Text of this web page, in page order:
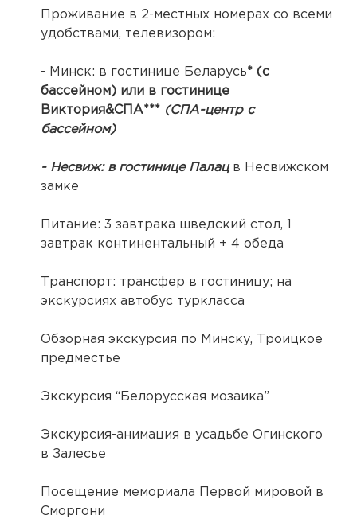
Проживание в 2-местных номерах со всеми
удобствами, телевизором:
- Минск: в гостинице Беларусь* (с
бассейном) или в гостинице
Виктория&СПА*** (СПА-центр с
бассейном)
- Несвиж: в гостинице Палацв Несвижском
замке
Питание: 3 завтрака шведский стол, 1
завтрак континентальный + 4 обеда
Транспорт: трансфер в гостиницу; на
экскурсиях автобус туркласса
Обзорная экскурсия по Минску, Троицкое
предместье
Экскурсия “Белорусская мозаика”
Экскурсия-анимация в усадьбе Огинского
в Залесье
Посещение мемориала Первой мировой в
Сморгони